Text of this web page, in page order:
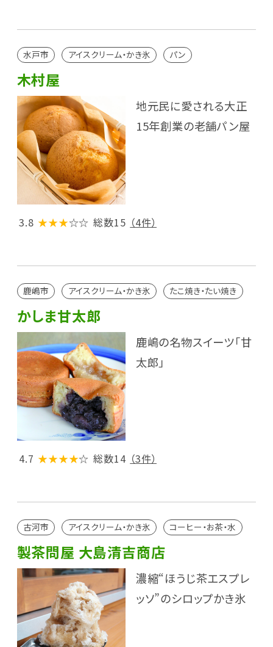
水戸市 アイスクリーム・かき氷 パン
木村屋
地元民に愛される大正
15年創業の老舗パン屋
3.8 ★★★☆☆ 総数15 （4件）
鹿嶋市 アイスクリーム・かき氷 たこ焼き・たい焼き
かしま甘太郎
鹿嶋の名物スイーツ「甘
太郎」
4.7 ★★★★☆ 総数14 （3件）
古河市 アイスクリーム・かき氷 コーヒー・お茶・水
製茶問屋 大島清吉商店
濃縮“ほうじ茶エスプレ
ッソ”のシロップかき氷